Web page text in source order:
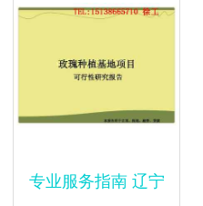
专业服务指南 辽宁